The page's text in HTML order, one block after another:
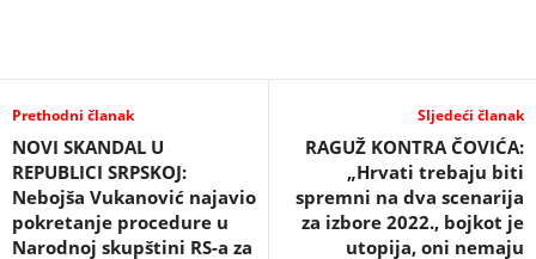
Prethodni članak
NOVI SKANDAL U
REPUBLICI SRPSKOJ:
Nebojša Vukanović najavio
pokretanje procedure u
Narodnoj skupštini RS-a za
Sljedeći članak
RAGUŽ KONTRA ČOVIĆA:
„Hrvati trebaju biti
spremni na dva scenarija
za izbore 2022., bojkot je
utopija, oni nemaju